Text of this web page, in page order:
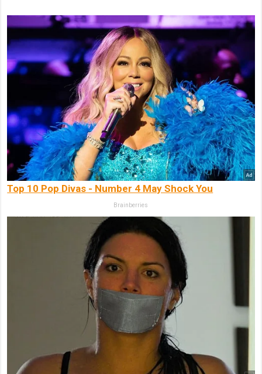
Top 10 Pop Divas - Number 4 May Shock You
Brainberries